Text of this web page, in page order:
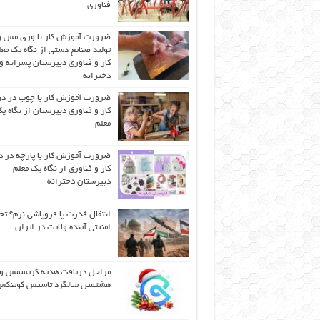
فناوری
ضرورت آموزش کار با ورق مس
تولید صنایع دستی از نگاه یک
کار و فناوری دبیرستان پسرانه و
دخترانه
ضرورت آموزش کار با چوب در
کار و فناوری دبیرستان از نگاه
معلم
ضرورت آموزش کار با پارچه
کار و فناوری از نگاه یک معلم
دبیرستان دخترانه
انتقال قدرت یا فروپاشی نرم؟
امنیتی آینده ولایت در ایران
مراحل دریافت هدیه کریسمس و
هشتمین سالگرد تاسیس